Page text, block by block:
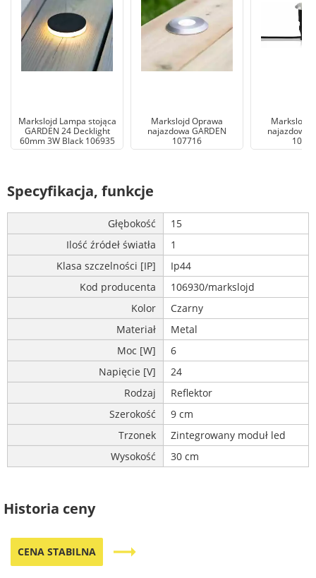
Markslojd Lampa stojąca
GARDEN 24 Decklight
60mm 3W Black 106935
Markslojd Oprawa
najazdowa GARDEN
107716
Markslojd
najazdowa
Specyfikacja, funkcje
Głębokość
15
Ilość źródeł światła
1
Klasa szczelności [IP]
Ip44
Kod producenta
106930/markslojd
Kolor
Czarny
Materiał
Metal
Moc [W]
6
Napięcie [V]
24
Rodzaj
Reflektor
Szerokość
9 cm
Trzonek
Zintegrowany moduł led
Wysokość
30 cm
Historia ceny
CENA STABILNA trending_flat